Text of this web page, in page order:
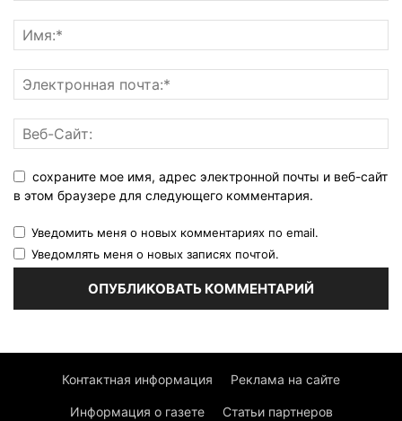
сохраните мое имя, адрес электронной почты и веб-сайт
в этом браузере для следующего комментария.
Уведомить меня о новых комментариях по email.
Уведомлять меня о новых записях почтой.
Контактная информация Реклама на сайте
Информация о газете Статьи партнеров